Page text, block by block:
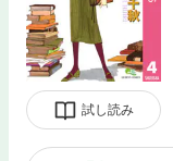
試し読み